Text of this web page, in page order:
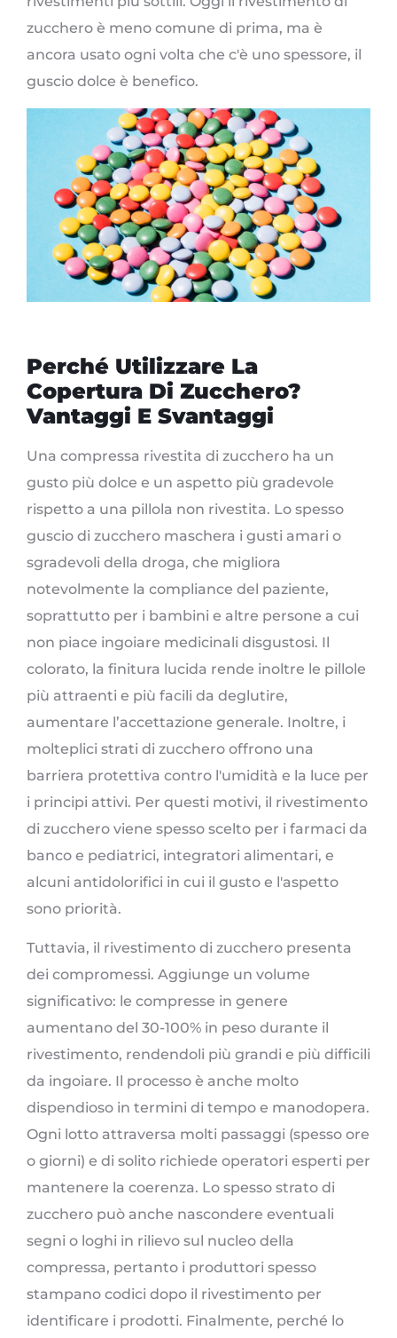
zucchero è meno comune di prima, ma è
ancora usato ogni volta che c'è uno spessore, il
guscio dolce è benefico.
Perché Utilizzare La
Copertura Di Zucchero?
Vantaggi E Svantaggi
Una compressa rivestita di zucchero ha un
gusto più dolce e un aspetto più gradevole
rispetto a una pillola non rivestita. Lo spesso
guscio di zucchero maschera i gusti amari o
sgradevoli della droga, che migliora
notevolmente la compliance del paziente,
soprattutto per i bambini e altre persone a cui
non piace ingoiare medicinali disgustosi. Il
colorato, la finitura lucida rende inoltre le pillole
più attraenti e più facili da deglutire,
aumentare l’accettazione generale. Inoltre, i
molteplici strati di zucchero offrono una
barriera protettiva contro l'umidità e la luce per
i principi attivi. Per questi motivi, il rivestimento
di zucchero viene spesso scelto per i farmaci da
banco e pediatrici, integratori alimentari, e
alcuni antidolorifici in cui il gusto e l'aspetto
sono priorità.
Tuttavia, il rivestimento di zucchero presenta
dei compromessi. Aggiunge un volume
significativo: le compresse in genere
aumentano del 30-100% in peso durante il
rivestimento, rendendoli più grandi e più difficili
da ingoiare. Il processo è anche molto
dispendioso in termini di tempo e manodopera.
Ogni lotto attraversa molti passaggi (spesso ore
o giorni) e di solito richiede operatori esperti per
mantenere la coerenza. Lo spesso strato di
zucchero può anche nascondere eventuali
segni o loghi in rilievo sul nucleo della
compressa, pertanto i produttori spesso
stampano codici dopo il rivestimento per
identificare i prodotti. Finalmente, perché lo